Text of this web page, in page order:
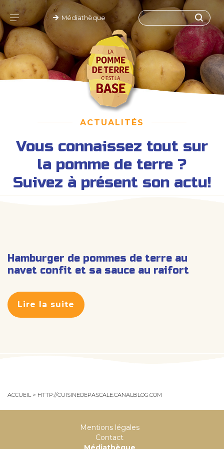
Médiathèque
ACTUALITÉS
Vous connaissez tout sur
la pomme de terre ?
Suivez à présent son actu!
Hamburger de pommes de terre au
navet confit et sa sauce au raifort
Lire la suite
ACCUEIL> HTTP://CUISINEDEPASCALE.CANALBLOG.COM
Mentions légales
Contact